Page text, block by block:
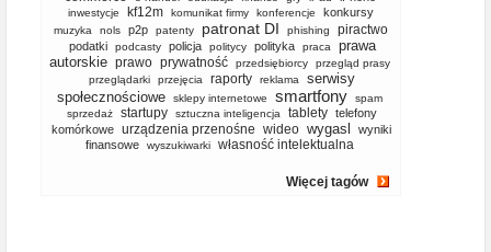
inwestycje kf12m komunikat firmy konferencje konkursy
muzyka nols p2p patenty patronat DI phishing piractwo
podatki podcasty policja politycy polityka praca
prawa
autorskie prawo prywatność przedsiębiorcy
przegląd prasy
przeglądarki
przejęcia raporty reklama
serwisy
społecznościowe
sklepy internetowe smartfony
spam
sprzedaż
startupy sztuczna inteligencja tablety telefony
komórkowe
urządzenia przenośne wideo wygasl
wyniki
finansowe
wyszukiwarki własność intelektualna
Więcej tagów